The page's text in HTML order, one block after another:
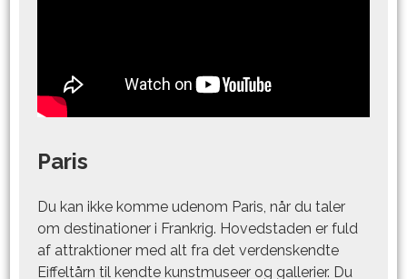
Paris
Du kan ikke komme udenom Paris, når du taler
om destinationer i Frankrig. Hovedstaden er fuld
af attraktioner med alt fra det verdenskendte
Eiffeltårn til kendte kunstmuseer og gallerier. Du